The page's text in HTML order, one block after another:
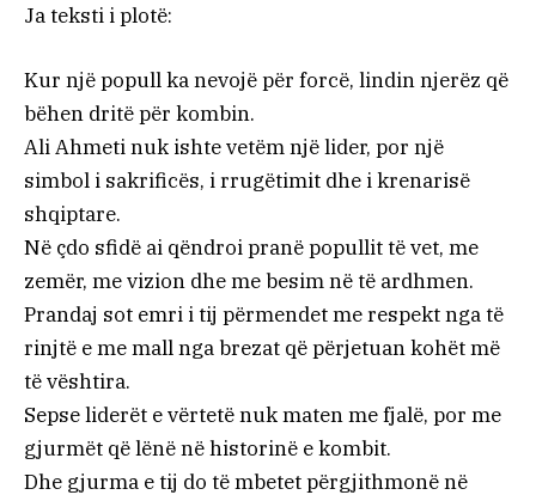
Ja teksti i plotë:
Kur një popull ka nevojë për forcë, lindin njerëz që
bëhen dritë për kombin.
Ali Ahmeti nuk ishte vetëm një lider, por një
simbol i sakrificës, i rrugëtimit dhe i krenarisë
shqiptare.
Në çdo sfidë ai qëndroi pranë popullit të vet, me
zemër, me vizion dhe me besim në të ardhmen.
Prandaj sot emri i tij përmendet me respekt nga të
rinjtë e me mall nga brezat që përjetuan kohët më
të vështira.
Sepse liderët e vërtetë nuk maten me fjalë, por me
gjurmët që lënë në historinë e kombit.
Dhe gjurma e tij do të mbetet përgjithmonë në